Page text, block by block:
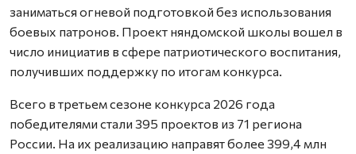
заниматься огневой подготовкой без использования
боевых патронов. Проект няндомской школы вошел в
число инициатив в сфере патриотического воспитания,
получивших поддержку по итогам конкурса.
Всего в третьем сезоне конкурса 2026 года
победителями стали 395 проектов из 71 региона
России. На их реализацию направят более 399,4 млн